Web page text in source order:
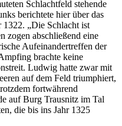
Schlachtfeld stehende
berichtete hier über das
1322. „Die Schlacht ist
zogen abschließend eine
Aufeinandertreffen der
brachte keine
Ludwig hatte zwar mit
auf dem Feld triumphiert,
fortwährend
auf Burg Trausnitz im Tal
die bis ins Jahr 1325